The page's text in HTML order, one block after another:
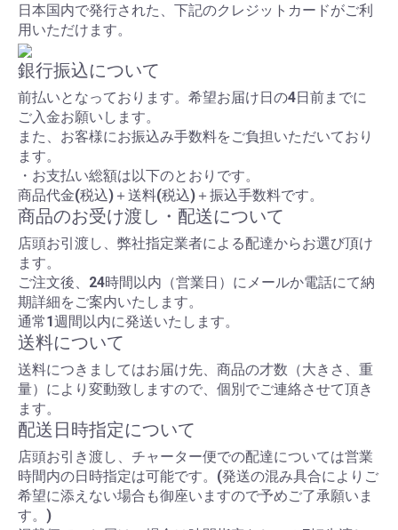
日本国内で発行された、下記のクレジットカードがご利
用いただけます。
銀行振込について
前払いとなっております。希望お届け日の4日前までに
ご入金お願いします。
また、お客様にお振込み手数料をご負担いただいており
ます。
・お支払い総額は以下のとおりです。
商品代金(税込)＋送料(税込)＋振込手数料です。
商品のお受け渡し・配送について
店頭お引渡し、弊社指定業者による配達からお選び頂け
ます。
ご注文後、24時間以内（営業日）にメールか電話にて納
期詳細をご案内いたします。
通常1週間以内に発送いたします。
送料について
送料につきましてはお届け先、商品の才数（大きさ、重
量）により変動致しますので、個別でご連絡させて頂き
ます。
配送日時指定について
店頭お引き渡し、チャーター便での配達については営業
時間内の日時指定は可能です。(発送の混み具合によりご
希望に添えない場合も御座いますので予めご了承願いま
す。)